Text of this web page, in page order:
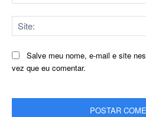
Salve meu nome, e-mail e site
vez que eu comentar.